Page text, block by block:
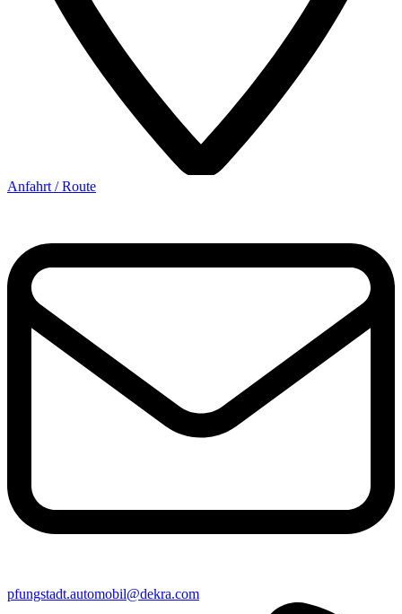
Anfahrt / Route
pfungstadt​.automobil@​dekra.com